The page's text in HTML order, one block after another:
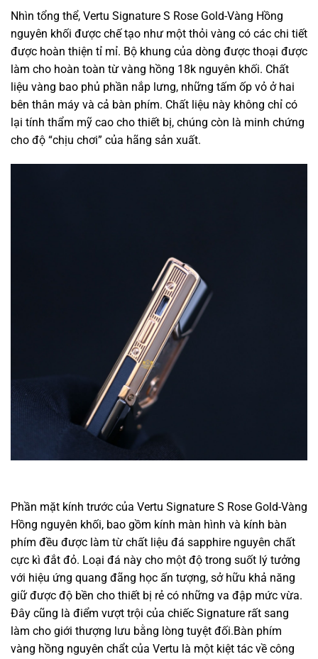
Nhìn tổng thể, Vertu Signature S Rose Gold-Vàng Hồng
nguyên khối được chế tạo như một thỏi vàng có các chi tiết
được hoàn thiện tỉ mỉ. Bộ khung của dòng được thoại được
làm cho hoàn toàn từ vàng hồng 18k nguyên khối. Chất
liệu vàng bao phủ phần nắp lưng, những tấm ốp vỏ ở hai
bên thân máy và cả bàn phím. Chất liệu này không chỉ có
lại tính thẩm mỹ cao cho thiết bị, chúng còn là minh chứng
cho độ “chịu chơi” của hãng sản xuất.
Phần mặt kính trước của Vertu Signature S Rose Gold-Vàng
Hồng nguyên khối, bao gồm kính màn hình và kính bàn
phím đều được làm từ chất liệu đá sapphire nguyên chất
cực kì đắt đỏ. Loại đá này cho một độ trong suốt lý tưởng
với hiệu ứng quang đãng học ấn tượng, sở hữu khả năng
giữ được độ bền cho thiết bị rẻ có những va đập mức vừa.
Đây cũng là điểm vượt trội của chiếc Signature rất sang
làm cho giới thượng lưu bằng lòng tuyệt đối.Bàn phím
vàng hồng nguyên chẩt của Vertu là một kiệt tác về công